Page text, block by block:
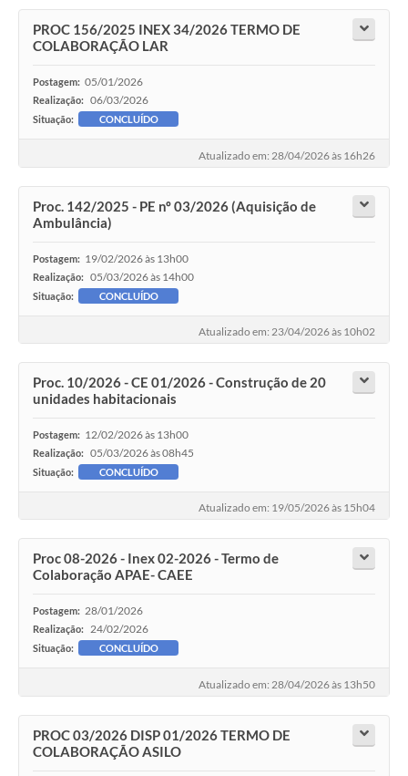
PROC 156/2025 INEX 34/2026 TERMO DE
COLABORAÇÃO LAR
Postagem: 05/01/2026
Realização: 06/03/2026
Situação: CONCLUÍDO
Atualizado em: 28/04/2026 às 16h26
Proc. 142/2025 - PE nº 03/2026 (Aquisição de
Ambulância)
Postagem: 19/02/2026 às 13h00
Realização: 05/03/2026 às 14h00
Situação: CONCLUÍDO
Atualizado em: 23/04/2026 às 10h02
Proc. 10/2026 - CE 01/2026 - Construção de 20
unidades habitacionais
Postagem: 12/02/2026 às 13h00
Realização: 05/03/2026 às 08h45
Situação: CONCLUÍDO
Atualizado em: 19/05/2026 às 15h04
Proc 08-2026 - Inex 02-2026 - Termo de
Colaboração APAE- CAEE
Postagem: 28/01/2026
Realização: 24/02/2026
Situação: CONCLUÍDO
Atualizado em: 28/04/2026 às 13h50
PROC 03/2026 DISP 01/2026 TERMO DE
COLABORAÇÃO ASILO